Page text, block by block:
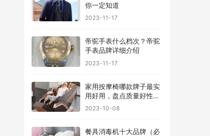
你一定知道
2023-11-17
帝驼手表什么档次？帝驼
手表品牌详细介绍
2023-11-17
家用按摩椅哪款牌子最实
用好用，盘点质量好性价
比高的品牌
2023-10-08
餐具消毒机十大品牌（必